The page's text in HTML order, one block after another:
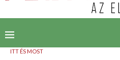
ITT ÉS MOST